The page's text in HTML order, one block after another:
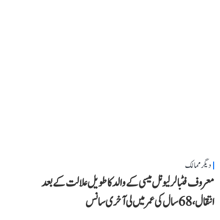
دیگر ممالک
معروف فٹبالر لیونل میسی کے والد کا طویل علالت کے بعد
انتقال، 68 سال کی عمر میں لی آخری سانس